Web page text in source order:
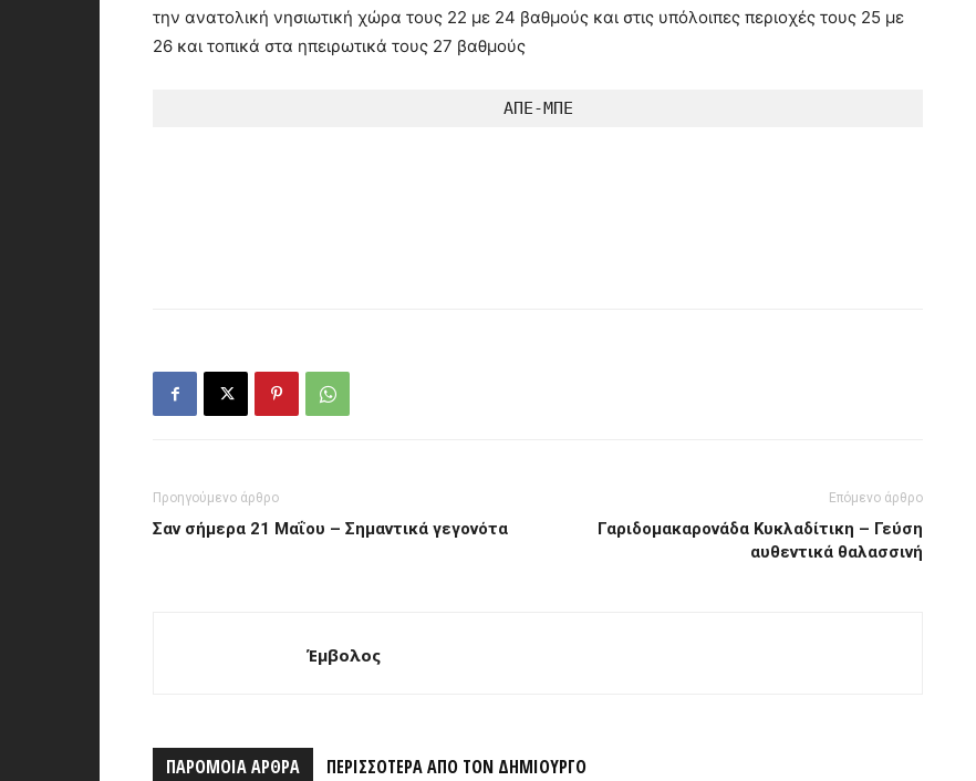
την ανατολική νησιωτική χώρα τους 22 με 24 βαθμούς και στις υπόλοιπες περιοχές τους 25 με
26 και τοπικά στα ηπειρωτικά τους 27 βαθμούς
ΑΠΕ-ΜΠΕ
Προηγούμενο άρθρο
Σαν σήμερα 21 Μαΐου – Σημαντικά γεγονότα
Επόμενο άρθρο
Γαριδομακαρονάδα Κυκλαδίτικη – Γεύση
αυθεντικά θαλασσινή
Έμβολος
ΠΑΡΟΜΟΙΑ ΑΡΘΡΑ ΠΕΡΙΣΣΟΤΕΡΑ ΑΠΟ ΤΟΝ ΔΗΜΙΟΥΡΓΟ